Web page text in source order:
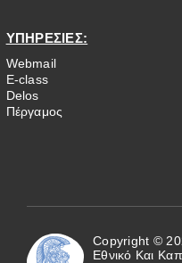
ΥΠΗΡΕΣΙΕΣ:
Webmail
E-class
Delos
Πέργαμος
Copyright ©
Εθνικό Και